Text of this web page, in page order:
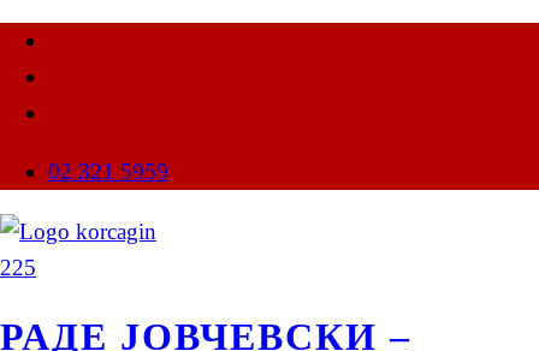
02 321 5959
РАДЕ ЈОВЧЕВСКИ –